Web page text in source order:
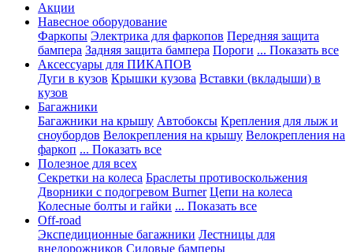
Акции
Навесное оборудование
Фаркопы Электрика для фаркопов Передняя защита
бампера Задняя защита бампера Пороги ... Показать все
Аксессуары для ПИКАПОВ
Дуги в кузов Крышки кузова Вставки (вкладыши) в
кузов
Багажники
Багажники на крышу Автобоксы Крепления для лыж и
сноубордов Велокрепления на крышу Велокрепления на
фаркоп ... Показать все
Полезное для всех
Секретки на колеса Браслеты противоскольжения
Дворники с подогревом Burner Цепи на колеса
Колесные болты и гайки ... Показать все
Off-road
Экспедиционные багажники Лестницы для
внедорожников Силовые бамперы